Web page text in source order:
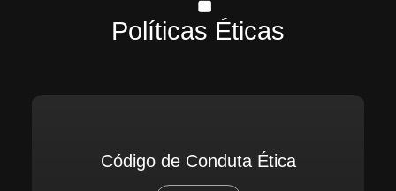
Políticas Éticas
Código de Conduta Ética